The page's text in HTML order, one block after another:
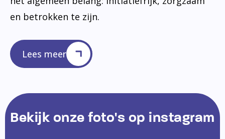
en betrokken te zijn.
Lees meer
Bekijk onze foto's op instagram